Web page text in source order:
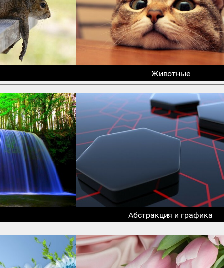
Животные
Абстракция и графика